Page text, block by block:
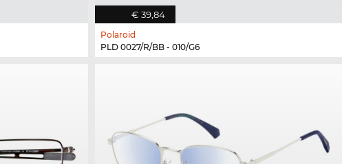
€ 39,84
Polaroid
PLD 0027/R/BB - 010/G6